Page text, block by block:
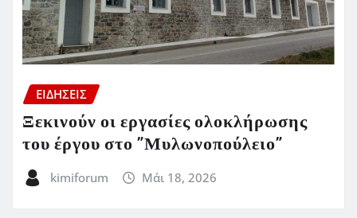
ΕΙΔΗΣΕΙΣ
Ξεκινούν οι εργασίες ολοκλήρωσης
του έργου στο ”Μυλωνοπούλειο”
kimiforum Μάι 18, 2026